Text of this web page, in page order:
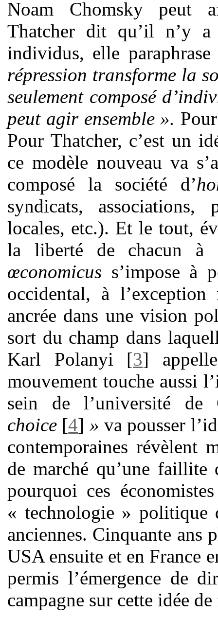
Noam Chomsky peut
Thatcher dit qu’il n’y a
individus, elle
répression transforme la
seulement composé
peut agir ensemble ».
Pour Thatcher, c’est un
ce modèle nouveau va
composé la société d’
syndicats, associations,
locales, etc.). Et le tout,
la liberté de chacun à
œconomicus s’impose à
occidental, à
ancrée dans une vision
sort du champ dans
Karl Polanyi [3]
mouvement touche aussi
sein de l’université
choice [4] » va pousser
contemporaines révèlent
de marché qu’une faillite
pourquoi ces
« technologie » politique
anciennes. Cinquante ans
USA ensuite et en France
permis l’émergence de
campagne sur cette idée